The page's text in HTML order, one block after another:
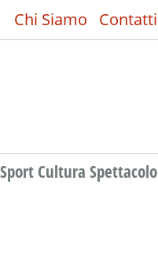
Chi Siamo Contatti
Sport Cultura Spettacolo